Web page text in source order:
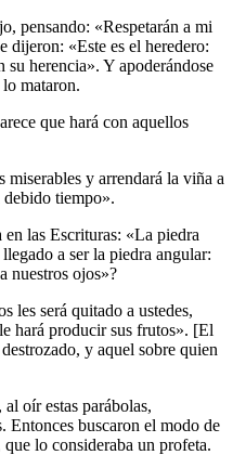
pensando: «Respetarán a mi
dijeron: «Este es el heredero:
su herencia». Y apoderándose
mataron.
que hará con aquellos
y arrendará la viña a
debido tiempo».
las Escrituras: «La piedra
a ser la piedra angular:
nuestros ojos»?
les será quitado a ustedes,
hará producir sus frutos». [El
y aquel sobre quien
oír estas parábolas,
Entonces buscaron el modo de
lo consideraba un profeta.